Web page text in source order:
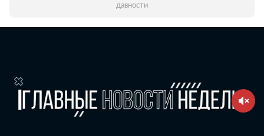
давности